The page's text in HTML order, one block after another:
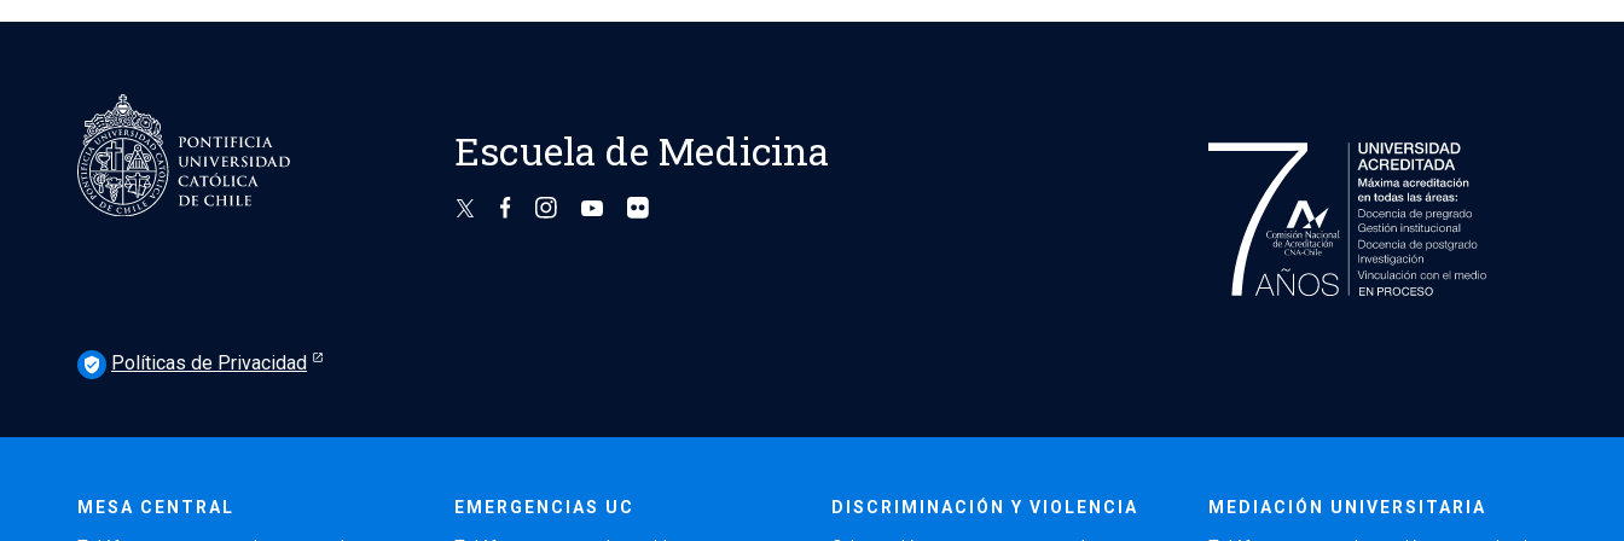
Escuela de Medicina
verified_user Políticas de Privacidad
MESA CENTRAL EMERGENCIAS UC DISCRIMINACIÓN Y VIOLENCIA MEDIACIÓN UNIVERSITARIA